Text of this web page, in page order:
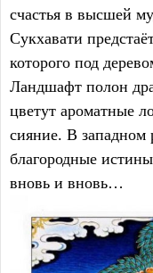
счастья в высшей
Сукхавати
которого под
Ландшафт полон
цветут ароматные
сияние. В западном
благородные
вновь и вновь…